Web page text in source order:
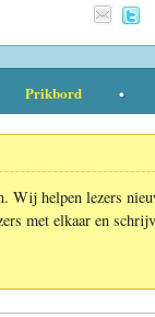
Prikbord
Wij helpen lezers
met elkaar en